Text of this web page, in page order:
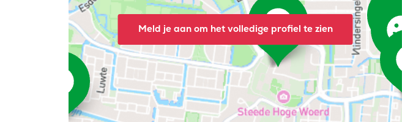
Meld je aan om het volledige profiel te zien